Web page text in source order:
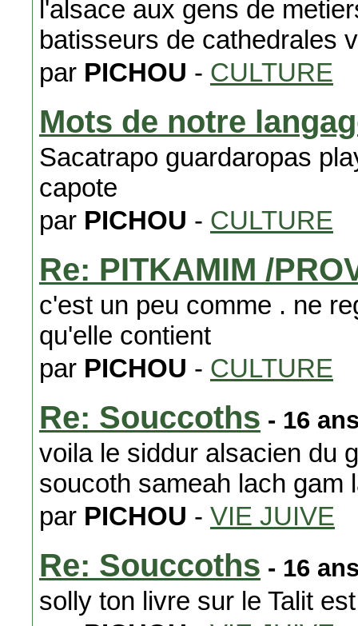
l'alsace aux gens de
batisseurs de cathedrales
par PICHOU - CULTURE
Mots de notre
Sacatrapo guardaropas
capote
par PICHOU - CULTURE
Re: PITKAMIM /
c'est un peu comme . ne
qu'elle contient
par PICHOU - CULTURE
Re: Souccoths - 16
voila le siddur alsacien du
soucoth sameah lach gam
par PICHOU - VIE JUIVE
Re: Souccoths - 16
solly ton livre sur le Talit